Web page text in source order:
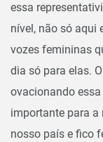
essa
nível, não só aqui
vozes femininas
dia só para elas.
ovacionando
importante para a
nosso país e fico